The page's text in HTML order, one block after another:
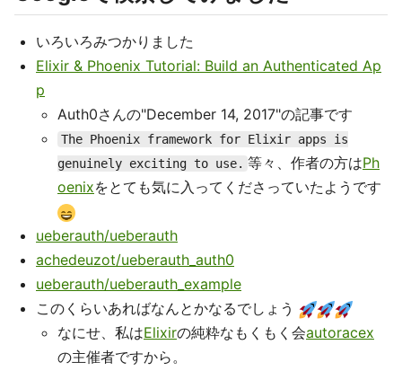
いろいろみつかりました
Elixir & Phoenix Tutorial: Build an Authenticated Ap
p
Auth0さんの"December 14, 2017"の記事です
The Phoenix framework for Elixir apps is
genuinely exciting to use. 等々、作者の方はPh
oenixをとても気に入ってくださっていたようです
ueberauth/ueberauth
achedeuzot/ueberauth_auth0
ueberauth/ueberauth_example
このくらいあればなんとかなるでしょう
なにせ、私はElixirの純粋なもくもく会autoracex
の主催者ですから。